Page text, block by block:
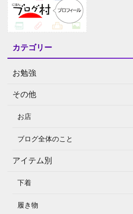
カテゴリー
お勉強
その他
お店
ブログ全体のこと
アイテム別
下着
履き物